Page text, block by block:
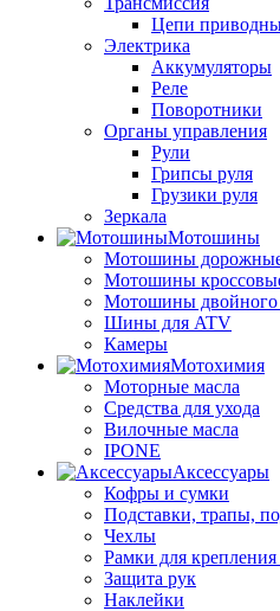
Цепи
Электрика
Аккумуляторы
Реле
Поворотники
Органы управления
Рули
Грипсы руля
Грузики руля
Зеркала
Мотошины
Мотошины
Мотошины
Мотошины двойного
Шины для ATV
Камеры
Мотохимия
Моторные масла
Средства для ухода
Вилочные масла
IPONE
Аксессуары
Кофры и сумки
Подставки, трапы,
Чехлы
Рамки для
Защита рук
Наклейки